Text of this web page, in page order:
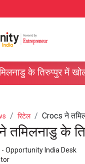
के तिरुप्पुर में
रिटेल Crocs ने
तमिलनाडु के
- Opportunity India Desk